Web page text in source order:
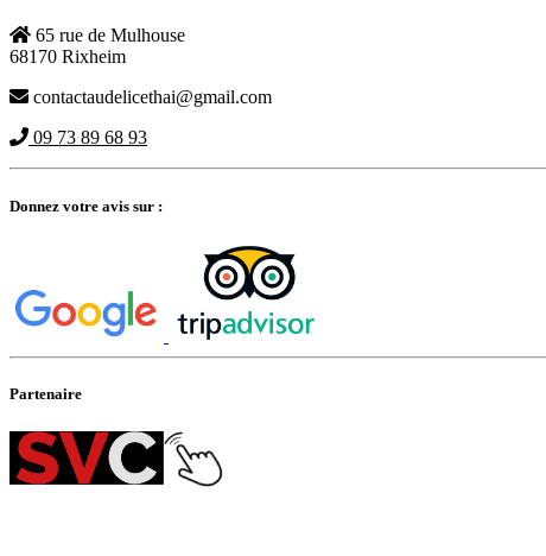
65 rue de Mulhouse
68170 Rixheim
contactaudelicethai@gmail.com
09 73 89 68 93
Donnez votre avis sur :
Partenaire